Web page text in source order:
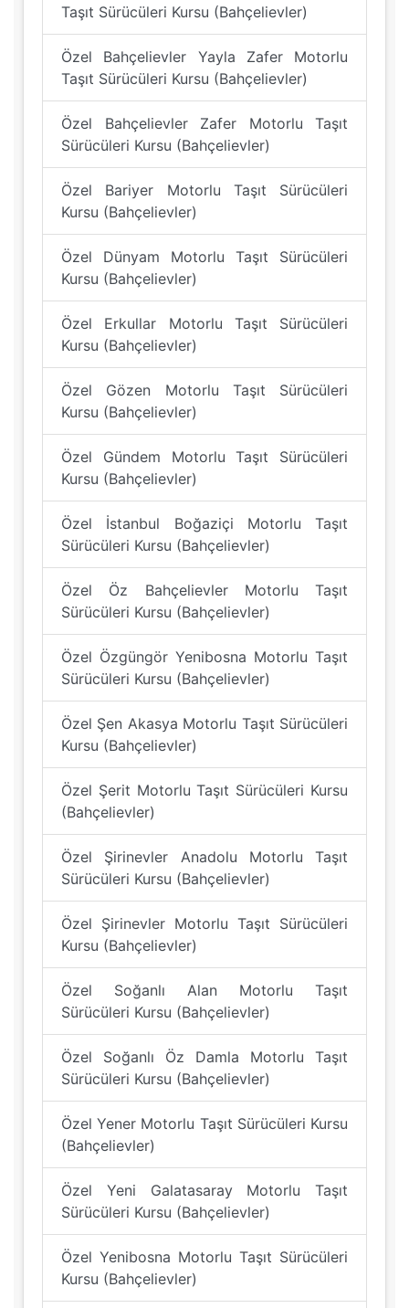
Taşıt Sürücüleri Kursu (Bahçelievler)
Özel Bahçelievler Yayla Zafer Motorlu
Taşıt Sürücüleri Kursu (Bahçelievler)
Özel Bahçelievler Zafer Motorlu Taşıt
Sürücüleri Kursu (Bahçelievler)
Özel Bariyer Motorlu Taşıt Sürücüleri
Kursu (Bahçelievler)
Özel Dünyam Motorlu Taşıt Sürücüleri
Kursu (Bahçelievler)
Özel Erkullar Motorlu Taşıt Sürücüleri
Kursu (Bahçelievler)
Özel Gözen Motorlu Taşıt Sürücüleri
Kursu (Bahçelievler)
Özel Gündem Motorlu Taşıt Sürücüleri
Kursu (Bahçelievler)
Özel İstanbul Boğaziçi Motorlu Taşıt
Sürücüleri Kursu (Bahçelievler)
Özel Öz Bahçelievler Motorlu Taşıt
Sürücüleri Kursu (Bahçelievler)
Özel Özgüngör Yenibosna Motorlu Taşıt
Sürücüleri Kursu (Bahçelievler)
Özel Şen Akasya Motorlu Taşıt Sürücüleri
Kursu (Bahçelievler)
Özel Şerit Motorlu Taşıt Sürücüleri Kursu
(Bahçelievler)
Özel Şirinevler Anadolu Motorlu Taşıt
Sürücüleri Kursu (Bahçelievler)
Özel Şirinevler Motorlu Taşıt Sürücüleri
Kursu (Bahçelievler)
Özel Soğanlı Alan Motorlu Taşıt
Sürücüleri Kursu (Bahçelievler)
Özel Soğanlı Öz Damla Motorlu Taşıt
Sürücüleri Kursu (Bahçelievler)
Özel Yener Motorlu Taşıt Sürücüleri Kursu
(Bahçelievler)
Özel Yeni Galatasaray Motorlu Taşıt
Sürücüleri Kursu (Bahçelievler)
Özel Yenibosna Motorlu Taşıt Sürücüleri
Kursu (Bahçelievler)